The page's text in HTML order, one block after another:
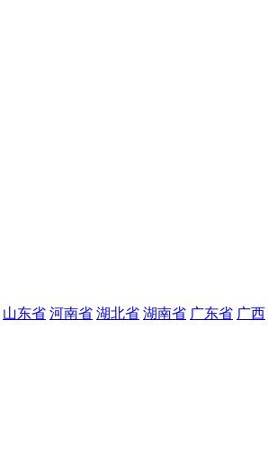
山东省 河南省 湖北省 湖南省 广东省 广西